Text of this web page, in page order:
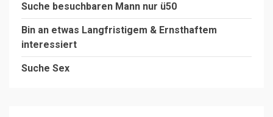
Suche besuchbaren Mann nur ü50
Bin an etwas Langfristigem & Ernsthaftem
interessiert
Suche Sex